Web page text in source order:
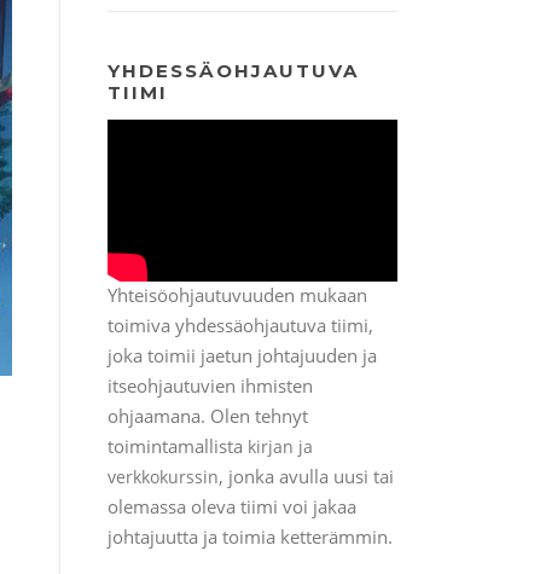
YHDESSÄOHJAUTUVA
TIIMI
Yhteisöohjautuvuuden mukaan
toimiva yhdessäohjautuva tiimi,
joka toimii jaetun johtajuuden ja
itseohjautuvien ihmisten
ohjaamana. Olen tehnyt
toimintamallista kirjan ja
verkkokurssin, jonka avulla uusi tai
olemassa oleva tiimi voi jakaa
johtajuutta ja toimia ketterämmin.